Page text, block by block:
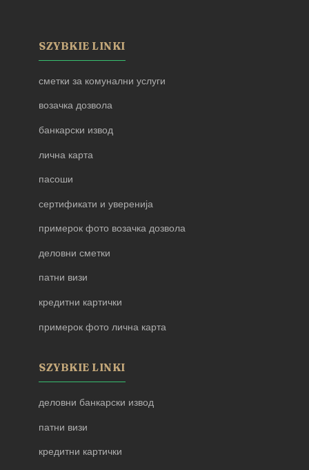
SZYBKIE LINKI
сметки за комунални услуги
возачка дозвола
банкарски извод
лична карта
пасоши
сертификати и уверенија
примерок фото возачка дозвола
деловни сметки
патни визи
кредитни картички
примерок фото лична карта
SZYBKIE LINKI
деловни банкарски извод
патни визи
кредитни картички